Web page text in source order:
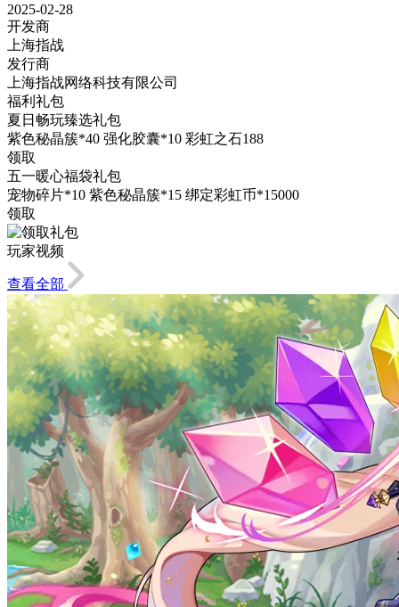
2025-02-28
开发商
上海指战
发行商
上海指战网络科技有限公司
福利礼包
夏日畅玩臻选礼包
紫色秘晶簇*40 强化胶囊*10 彩虹之石188
领取
五一暖心福袋礼包
宠物碎片*10 紫色秘晶簇*15 绑定彩虹币*15000
领取
玩家视频
查看全部